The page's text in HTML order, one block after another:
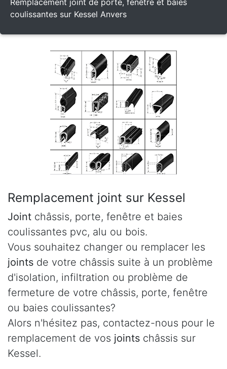
Remplacement joint de porte, fenêtre et baies
coulissantes sur Kessel Anvers
Remplacement joint sur Kessel
Joint châssis, porte, fenêtre et baies
coulissantes pvc, alu ou bois.
Vous souhaitez changer ou remplacer les
joints de votre châssis suite à un problème
d'isolation, infiltration ou problème de
fermeture de votre châssis, porte, fenêtre
ou baies coulissantes?
Alors n'hésitez pas, contactez-nous pour le
remplacement de vos joints châssis sur
Kessel.